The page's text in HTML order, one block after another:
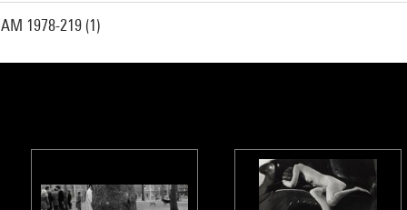
AM 1978-219 (1)